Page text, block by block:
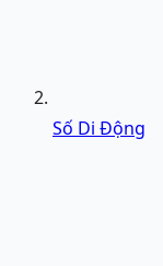
Số Di Động